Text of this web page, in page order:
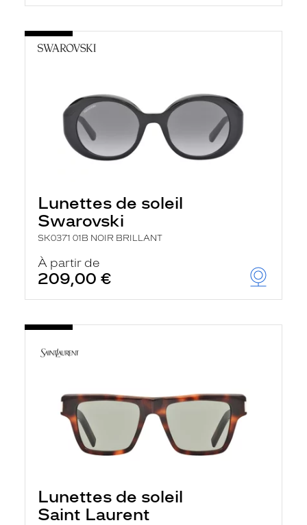
Lunettes de soleil
Swarovski
SK0371 01B NOIR BRILLANT
À partir de
209,00 €
Lunettes de soleil
Saint Laurent